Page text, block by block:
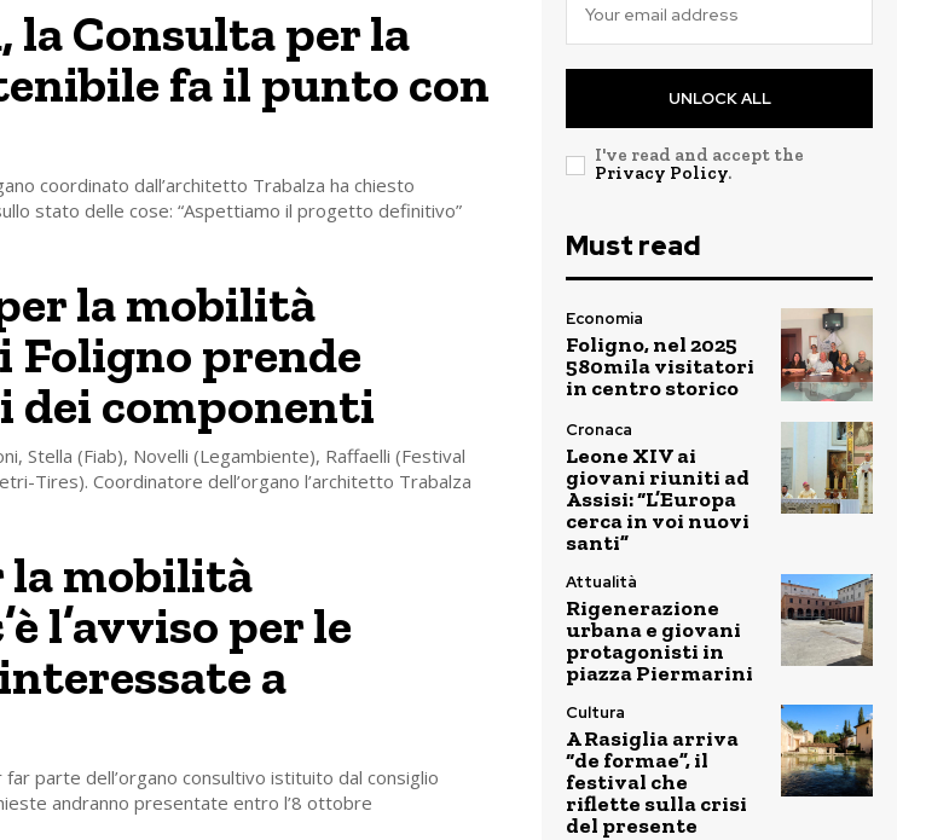
la Consulta per la
fa il punto con
coordinato dall’architetto Trabalza ha chiesto
stato delle cose: “Aspettiamo il progetto definitivo”
la mobilità
Foligno prende
dei componenti
Stella (Fiab), Novelli (Legambiente), Raffaelli (Festival
Tires). Coordinatore dell’organo l’architetto Trabalza
la mobilità
l’avviso per le
a
parte dell’organo consultivo istituito dal consiglio
andranno presentate entro l’8 ottobre
UNLOCK ALL
I've read and accept the
Privacy Policy.
Must read
Economia
Foligno, nel 2025
580mila visitatori
in centro storico
Cronaca
Leone XIV ai
giovani riuniti ad
Assisi: “L’Europa
cerca in voi nuovi
santi”
Attualità
Rigenerazione
urbana e giovani
protagonisti in
piazza Piermarini
Cultura
A Rasiglia arriva
“de formae”, il
festival che
riflette sulla crisi
del presente